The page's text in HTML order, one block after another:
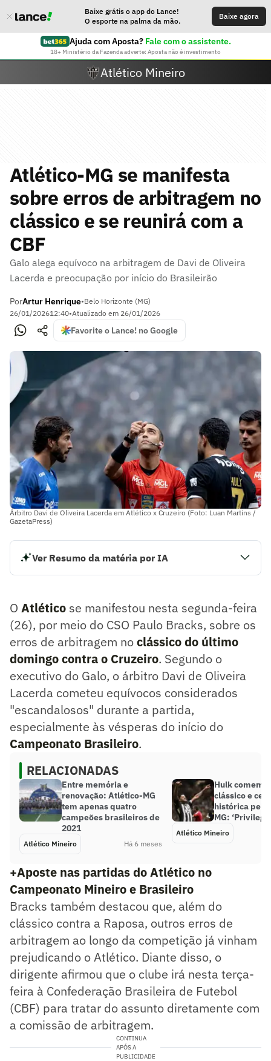
Baixe grátis o app do Lance!
O esporte na palma da mão.
Baixe agora
Ajuda com Aposta? Fale com o assistente.
18+ Ministério da Fazenda adverte: Aposta não é investimento
Atlético Mineiro
Atlético-MG se manifesta
sobre erros de arbitragem no
clássico e se reunirá com a
CBF
Galo alega equívoco na arbitragem de Davi de Oliveira
Lacerda e preocupação por início do Brasileirão
PorArtur Henrique•Belo Horizonte (MG)
26/01/202612:40•Atualizado em 26/01/2026
Favorite o Lance! no Google
Árbitro Davi de Oliveira Lacerda em Atlético x Cruzeiro (Foto: Luan Martins /
GazetaPress)
Ver Resumo da matéria por IA
executivo do Galo, o árbitro Davi de Oliveira Lacerda
cometeu equívocos considerados “escandalosos” durante
a partida, especialmente às vésperas do início do
Campeonato Brasileiro.
Resumo supervisionado pelo jornalista!
O Atlético se manifestou nesta segunda-feira
(26), por meio do CSO Paulo Bracks, sobre os
erros de arbitragem noclássico do último
domingo contra o Cruzeiro. Segundo o
executivo do Galo, o árbitro Davi de Oliveira
Lacerda cometeu equívocos considerados
"escandalosos" durante a partida,
especialmente às vésperas do início do
Campeonato Brasileiro.
RELACIONADAS
Entre memória e
renovação: Atlético-MG
tem apenas quatro
campeões brasileiros de
2021
Atlético Mineiro Há 6 meses
Hulk
clássico e
histórica
MG:
Atlético Mineiro
+Aposte nas partidas do Atlético no
Campeonato Mineiro e Brasileiro
Bracks também destacou que, além do
clássico contra a Raposa, outros erros de
arbitragem ao longo da competição já vinham
prejudicando o Atlético. Diante disso, o
dirigente afirmou que o clube irá nesta terça-
feira à Confederação Brasileira de Futebol
(CBF) para tratar do assunto diretamente com
a comissão de arbitragem.
CONTINUA
APÓS A
PUBLICIDADE